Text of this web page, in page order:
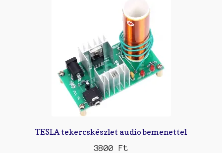
TESLA tekercskészlet audio bemenettel
3800 Ft